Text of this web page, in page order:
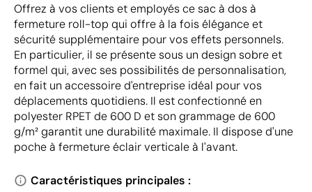
Offrez à vos clients et employés ce sac à dos à
fermeture roll-top qui offre à la fois élégance et
sécurité supplémentaire pour vos effets personnels.
En particulier, il se présente sous un design sobre et
formel qui, avec ses possibilités de personnalisation,
en fait un accessoire d'entreprise idéal pour vos
déplacements quotidiens. Il est confectionné en
polyester RPET de 600 D et son grammage de 600
g/m² garantit une durabilité maximale. Il dispose d'une
poche à fermeture éclair verticale à l'avant.
Caractéristiques principales :